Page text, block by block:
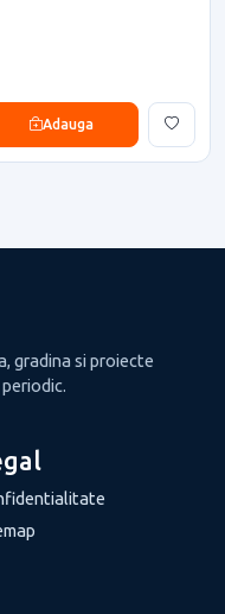
Adauga
gradina si proiecte